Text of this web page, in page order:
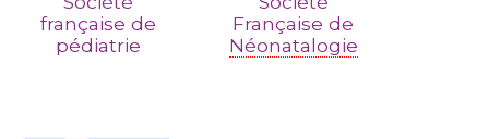
française de
pédiatrie
Française de
Néonatalogie